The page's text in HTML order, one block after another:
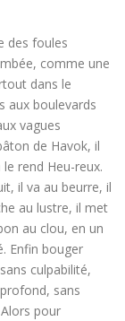
des foules
comme une
dans le
aux boulevards
vagues
de Havok, il
rend Heu-reux.
il va au beurre, il
au lustre, il met
au clou, en un
Enfin bouger
culpabilité,
sans
pour